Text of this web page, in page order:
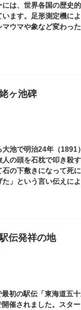
は、世界各国の歴史
ます。足形測定機に
ウマや象など変わっ
ヶ池碑
池で明治24年（1891
の頭を石枕で叩き殺
の下敷きになって死
」という言い伝えに
公園内にあります。
伝発祥の地
初の駅伝「東海道五
催されました。スター